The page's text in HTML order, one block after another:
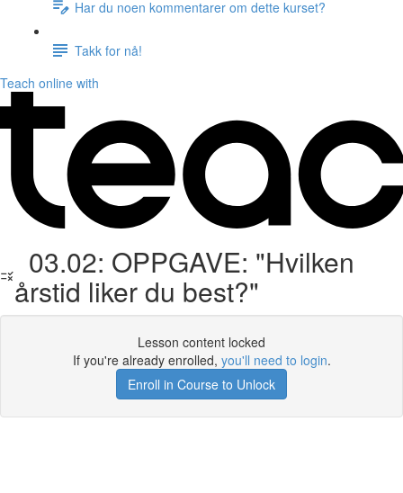
Har du noen kommentarer om dette kurset?
Takk for nå!
Teach online with
03.02: OPPGAVE: "Hvilken
årstid liker du best?"
Lesson content locked
If you're already enrolled, you'll need to login.
Enroll in Course to Unlock